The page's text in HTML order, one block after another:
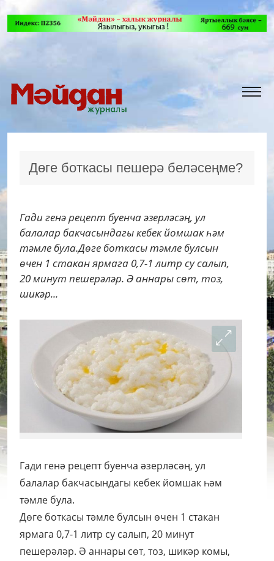
Дөге боткасы пешерә беләсеңме?
Гади генә рецепт буенча әзерләсәң, ул
балалар бакчасындагы кебек йомшак һәм
тәмле була.Дөге боткасы тәмле булсын
өчен 1 стакан ярмага 0,7-1 литр су салып,
20 минут пешерәләр. Ә аннары сөт, тоз,
шикәр...
Гади генә рецепт буенча әзерләсәң, ул
балалар бакчасындагы кебек йомшак һәм
тәмле була.
Дөге боткасы тәмле булсын өчен 1 стакан
ярмага 0,7-1 литр су салып, 20 минут
пешерәләр. Ә аннары сөт, тоз, шикәр комы,